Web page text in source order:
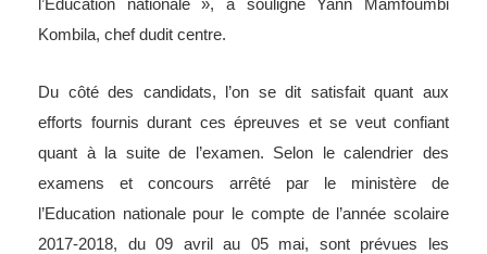
l’Éducation nationale », a souligné Yann Mamfoumbi
Kombila, chef dudit centre.
Du côté des candidats, l’on se dit satisfait quant aux
efforts fournis durant ces épreuves et se veut confiant
quant à la suite de l’examen. Selon le calendrier des
examens et concours arrêté par le ministère de
l’Education nationale pour le compte de l’année scolaire
2017-2018, du 09 avril au 05 mai, sont prévues les